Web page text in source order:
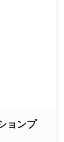
ョンプ